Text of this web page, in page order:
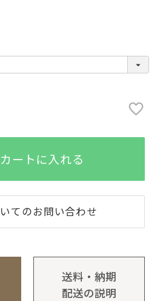
カートに入れる
てのお問い合わせ
送料・納期
配送の説明